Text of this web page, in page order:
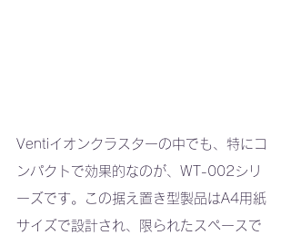
Ventiイオンクラスターの中でも、特にコ
ンパクトで効果的なのが、WT-002シリ
ーズです。この据え置き型製品はA4用紙
サイズで設計され、限られたスペースで